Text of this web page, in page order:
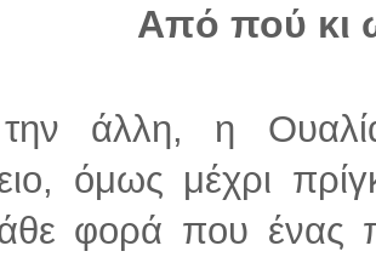
Από πού κι
άλλη, η
όμως μέχρι
φορά που ένας